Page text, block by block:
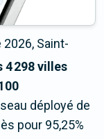
2026, Saint-
4 298 villes
déployé de
pour 95,25%